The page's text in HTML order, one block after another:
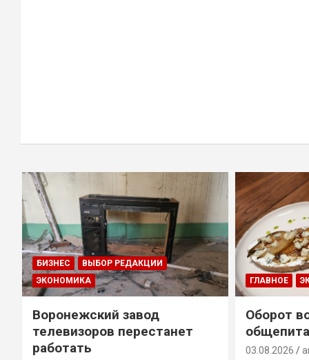
БИЗНЕС
ВЫБОР РЕДАКЦИИ
ЭКОНОМИКА
Воронежский завод
телевизоров перестанет
работать
ГЛАВНОЕ
Оборот
03.08.2026